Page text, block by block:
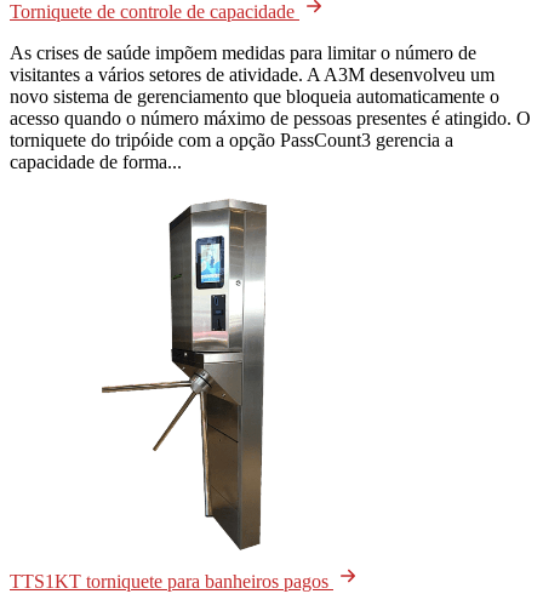
Torniquete de controle de capacidade
As crises de saúde impõem medidas para limitar o número de
visitantes a vários setores de atividade. A A3M desenvolveu um
novo sistema de gerenciamento que bloqueia automaticamente o
acesso quando o número máximo de pessoas presentes é atingido. O
torniquete do tripóide com a opção PassCount3 gerencia a
capacidade de forma...
TTS1KT torniquete para banheiros pagos